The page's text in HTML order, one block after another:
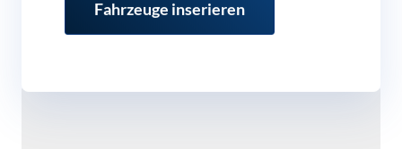
Fahrzeuge inserieren